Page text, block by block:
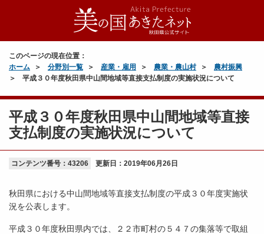
このページの現在位置：
ホーム
分野別一覧 産業・雇用 農業・農山村
農村振興
平成３０年度秋田県中山間地域等直接支払制度の実施状況について
平成３０年度秋田県中山間地域等直接
支払制度の実施状況について
コンテンツ番号：43206 更新日： 2019年06月26日
秋田県における中山間地域等直接支払制度の平成３０年度実施状
況を公表します。
平成３０年度秋田県内では、２２市町村の５４７の集落等で取組